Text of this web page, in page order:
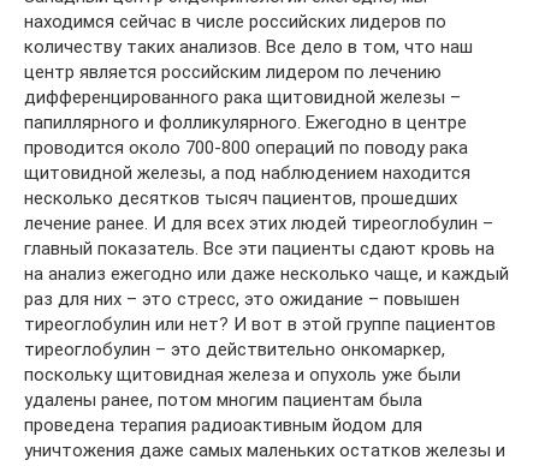
находимся сейчас в числе российских лидеров по
количеству таких анализов. Все дело в том, что наш
центр является российским лидером по лечению
дифференцированного рака щитовидной железы –
папиллярного и фолликулярного. Ежегодно в центре
проводится около 700-800 операций по поводу рака
щитовидной железы, а под наблюдением находится
несколько десятков тысяч пациентов, прошедших
лечение ранее. И для всех этих людей тиреоглобулин –
главный показатель. Все эти пациенты сдают кровь на
на анализ ежегодно или даже несколько чаще, и каждый
раз для них – это стресс, это ожидание – повышен
тиреоглобулин или нет? И вот в этой группе пациентов
тиреоглобулин – это действительно онкомаркер,
поскольку щитовидная железа и опухоль уже были
удалены ранее, потом многим пациентам была
проведена терапия радиоактивным йодом для
уничтожения даже самых маленьких остатков железы и